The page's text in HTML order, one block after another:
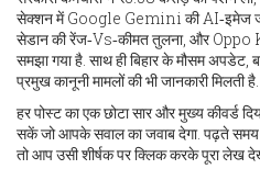
सेक्शन में Google Gemini की AI‑इमेज
सेडान की रेंज‑Vs‑कीमत तुलना, और Oppo
समझा गया है. साथ ही बिहार के मौसम
प्रमुख कानूनी मामलों की भी जानकारी मिलती है.
हर पोस्ट का एक छोटा सार और मुख्य कीवर्ड
सकें जो आपके सवाल का जवाब देगा. पढ़ते समय
तो आप उसी शीर्षक पर क्लिक करके पूरा लेख